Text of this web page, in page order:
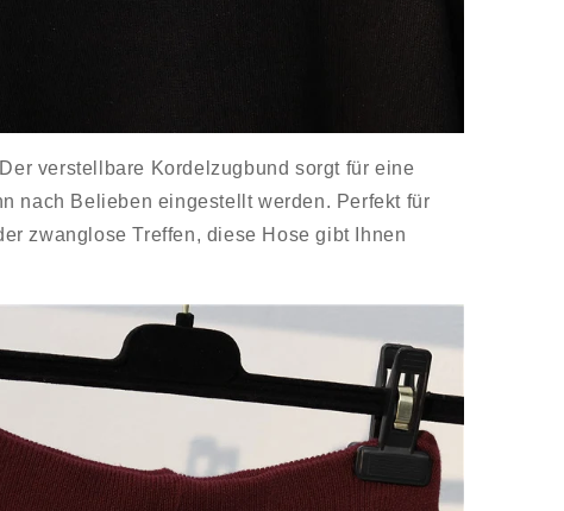
Der verstellbare Kordelzugbund sorgt für eine
nach Belieben eingestellt werden. Perfekt für
zwanglose Treffen, diese Hose gibt Ihnen